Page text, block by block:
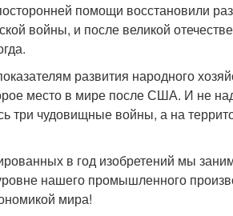
помощи восстановили
войны, и после великой
развития народного
место в мире после США. И не
три чудовищные войны, а на
в год изобретений мы
нашего промышленного
мира!